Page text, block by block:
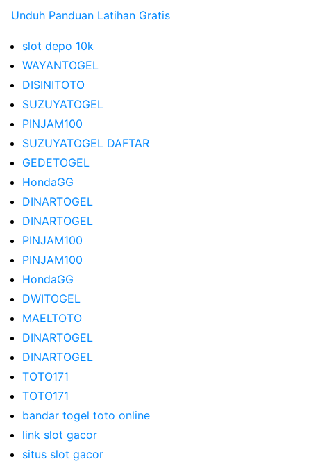
Unduh Panduan Latihan Gratis
slot depo 10k
WAYANTOGEL
DISINITOTO
SUZUYATOGEL
PINJAM100
SUZUYATOGEL DAFTAR
GEDETOGEL
HondaGG
DINARTOGEL
DINARTOGEL
PINJAM100
PINJAM100
HondaGG
DWITOGEL
MAELTOTO
DINARTOGEL
DINARTOGEL
TOTO171
TOTO171
bandar togel toto online
link slot gacor
situs slot gacor